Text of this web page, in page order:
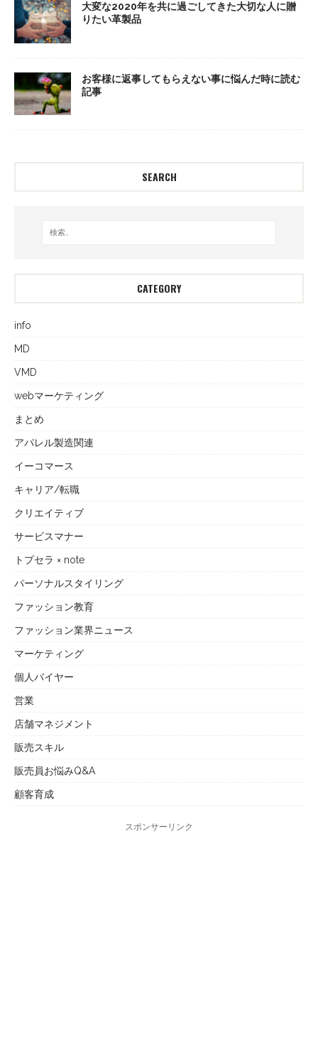
大変な2020年を共に過ごしてきた大切な人に贈
りたい革製品
お客様に返事してもらえない事に悩んだ時に読む
記事
SEARCH
CATEGORY
info
MD
VMD
webマーケティング
まとめ
アパレル製造関連
イーコマース
キャリア/転職
クリエイティブ
サービスマナー
トプセラ × note
パーソナルスタイリング
ファッション教育
ファッション業界ニュース
マーケティング
個人バイヤー
営業
店舗マネジメント
販売スキル
販売員お悩みQ&A
顧客育成
スポンサーリンク